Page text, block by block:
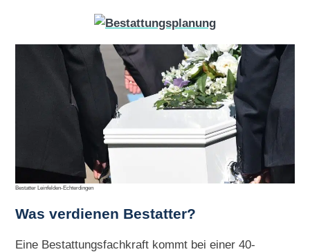
Bestatter Leinfelden-Echterdingen
Was verdienen Bestatter?
Eine Bestattungsfachkraft kommt bei einer 40-